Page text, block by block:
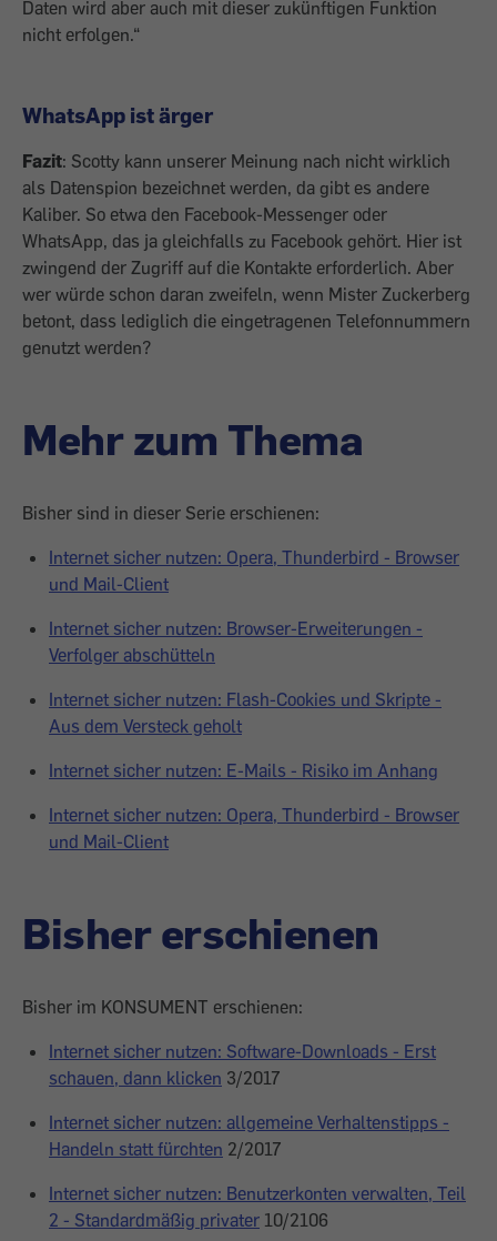
Daten wird aber auch mit dieser zukünftigen Funktion
nicht erfolgen.“
WhatsApp ist ärger
Fazit: Scotty kann unserer Meinung nach nicht wirklich
als Datenspion bezeichnet werden, da gibt es andere
Kaliber. So etwa den Facebook-Messenger oder
WhatsApp, das ja gleichfalls zu Facebook gehört. Hier ist
zwingend der Zugriff auf die Kontakte erforderlich. Aber
wer würde schon daran zweifeln, wenn Mister ­Zuckerberg
betont, dass lediglich die einge­tragenen Telefonnummern
genutzt werden?
Mehr zum Thema
Bisher sind in dieser Serie erschienen:
Internet sicher nutzen: Opera, Thunderbird - Browser
und Mail-Client
Internet sicher nutzen: Browser-Erweiterungen -
Verfolger abschütteln
Internet sicher nutzen: Flash-Cookies und Skripte -
Aus dem Versteck geholt
Internet sicher nutzen: E-Mails - Risiko im Anhang
Internet sicher nutzen: Opera, Thunderbird - Browser
und Mail-Client
Bisher erschienen
Bisher im KONSUMENT erschienen:
Internet sicher nutzen: Software-Downloads - Erst
schauen, dann klicken 3/2017
Internet sicher nutzen: allgemeine Verhaltenstipps -
Handeln statt fürchten 2/2017
Internet sicher nutzen: Benutzerkonten verwalten, Teil
2 - Standardmäßig privater 10/2106